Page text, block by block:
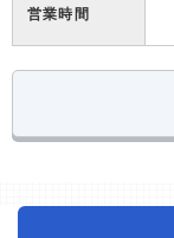
営業時間